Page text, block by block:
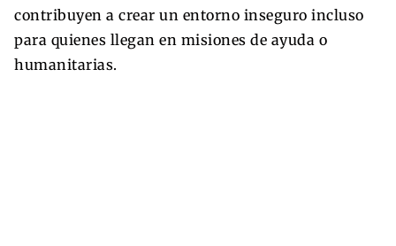
contribuyen a crear un entorno inseguro incluso
para quienes llegan en misiones de ayuda o
humanitarias.